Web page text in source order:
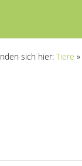
sich hier: Tiere »